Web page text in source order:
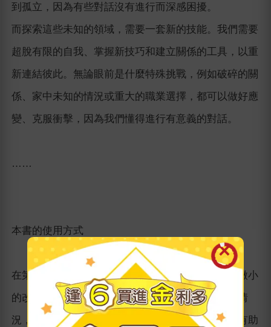
到孤立，因為有些對話沒有進行而深感困擾。
而探索這些未知的領域，需要一套新的技能。我們需要
超脫有限的自我、掌握新技巧和建立關係的工具，以重
新連結彼此。無論眼前是什麼特殊挑戰，例如破碎的關
係、家中未知的情況或重大的職業選擇，都可以做好應
變、克服衝擊，因為我們懂得進行有意義的對話。
……
本書的使用方式
在第一部分，我指出對話是人生發展的主要媒介，微小
的改變可以造成很大的不同。我概述了破壞對話的情
況，並說明為何成為更有自覺、有創意的參與者，有助